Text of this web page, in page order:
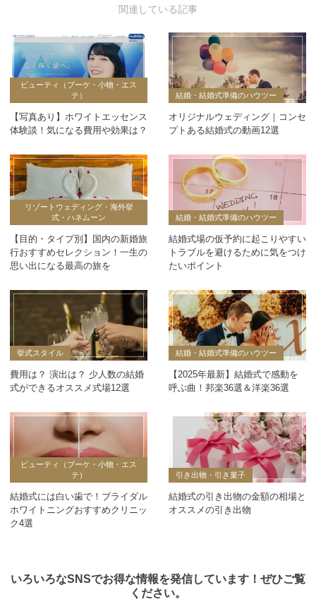
ビューティ（ブーケ・小物・エス
テ）
【写真あり】ホワイトエッセンス
体験談！気になる費用や効果は？
結婚・結婚式準備のハウツー
オリジナルウェディング｜コンセ
プトある結婚式の動画12選
リゾートウェディング・海外挙
式・ハネムーン
【目的・タイプ別】国内の新婚旅
行おすすめセレクション！一生の
思い出になる最高の旅を
結婚・結婚式準備のハウツー
結婚式場の仮予約に起こりやすい
トラブルを避けるために気をつけ
たいポイント
挙式スタイル
費用は？ 演出は？ 少人数の結婚
式ができるオススメ式場12選
結婚・結婚式準備のハウツー
【2025年最新】結婚式で感動を
呼ぶ曲！邦楽36選＆洋楽36選
ビューティ（ブーケ・小物・エス
テ）
結婚式には白い歯で！ブライダル
ホワイトニングおすすめクリニッ
ク4選
引き出物・引き菓子
結婚式の引き出物の金額の相場と
オススメの引き出物
いろいろなSNSでお得な情報を発信しています！ぜひご覧
ください。